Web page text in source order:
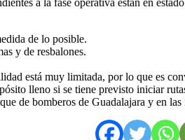
de lo posible.
y de resbalones.
está muy limitada, por lo que es
lleno si se tiene previsto iniciar
de bomberos de Guadalajara y en